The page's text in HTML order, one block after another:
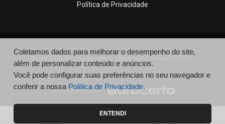
Política de Privacidade
© Lenito Automóveis - https://lenitoautomoveis.com.br/
Desenvolvido por
Coletamos dados para melhorar o desempenho do site,
além de personalizar conteúdo e anúncios.
Você pode configurar suas preferências no seu navegador e
conferir a nossa Política de Privacidade.
ENTENDI